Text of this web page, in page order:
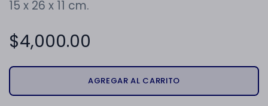
15 x 26 x 11 cm.
$4,000.00
AGREGAR AL CARRITO